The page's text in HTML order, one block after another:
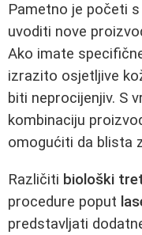
Pametno je početi
uvoditi nove
Ako imate
izrazito osjetljive
biti neprocijenjiv. S
kombinaciju
omogućiti da blista
Različiti biološki
procedure poput
predstavljati